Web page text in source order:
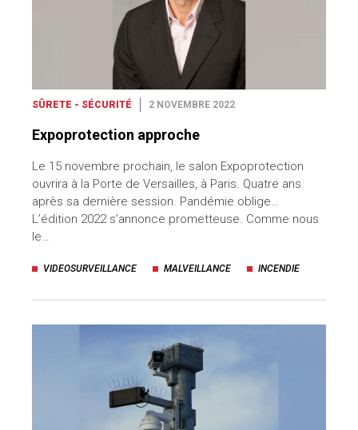
SÛRETE - SÉCURITÉ 2 NOVEMBRE 2022
Expoprotection approche
Le 15 novembre prochain, le salon Expoprotection
ouvrira à la Porte de Versailles, à Paris. Quatre ans
après sa dernière session. Pandémie oblige…
L’édition 2022 s’annonce prometteuse. Comme nous
le…
VIDEOSURVEILLANCE MALVEILLANCE INCENDIE